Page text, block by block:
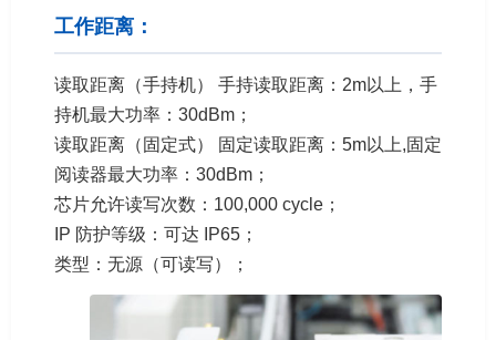
工作距离：
读取距离（手持机） 手持读取距离：2m以上，手
持机最大功率：30dBm；
读取距离（固定式） 固定读取距离：5m以上,固定
阅读器最大功率：30dBm；
芯片允许读写次数：100,000 cycle；
IP 防护等级：可达 IP65；
类型：无源（可读写）；